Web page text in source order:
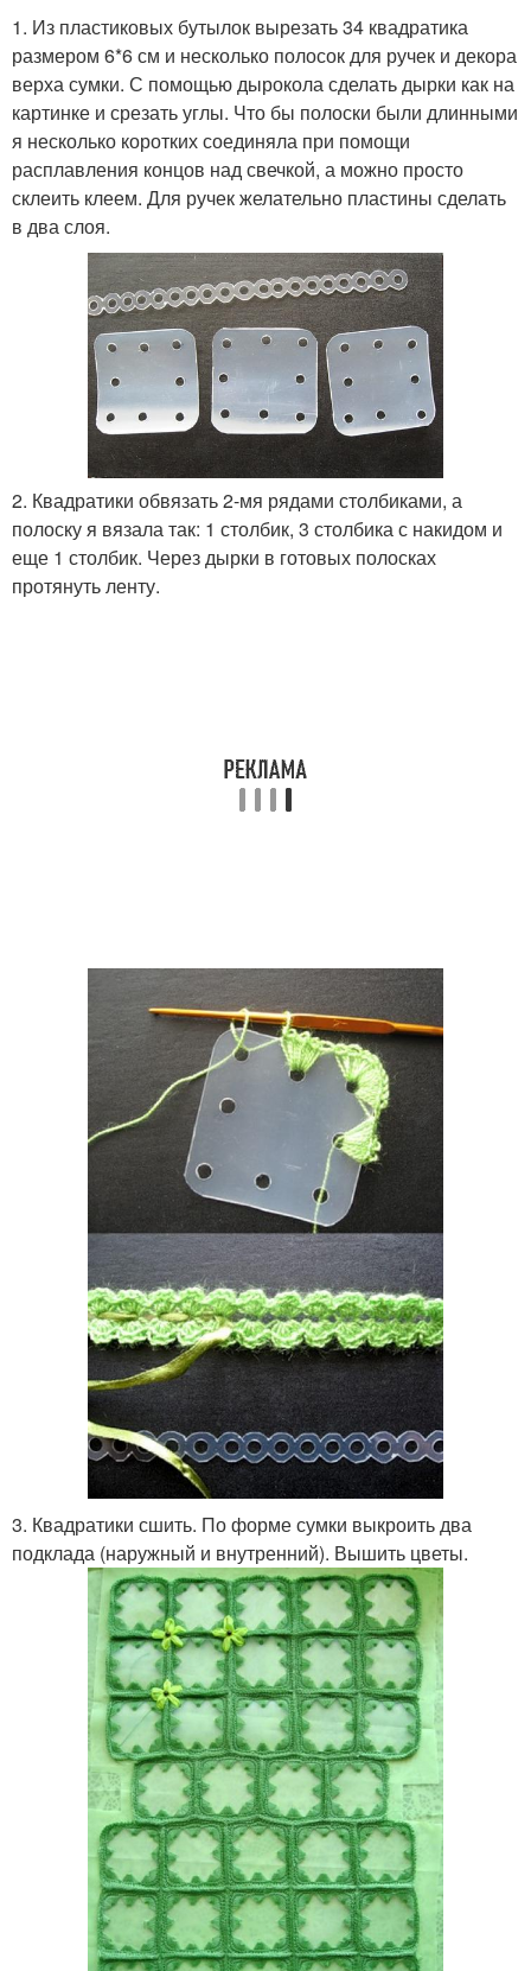
1. Из пластиковых бутылок вырезать 34 квадратика
размером 6*6 см и несколько полосок для ручек и декора
верха сумки. С помощью дырокола сделать дырки как на
картинке и срезать углы. Что бы полоски были длинными
я несколько коротких соединяла при помощи
расплавления концов над свечкой, а можно просто
склеить клеем. Для ручек желательно пластины сделать
в два слоя.
2. Квадратики обвязать 2-мя рядами столбиками, а
полоску я вязала так: 1 столбик, 3 столбика с накидом и
еще 1 столбик. Через дырки в готовых полосках
протянуть ленту.
3. Квадратики сшить. По форме сумки выкроить два
подклада (наружный и внутренний). Вышить цветы.